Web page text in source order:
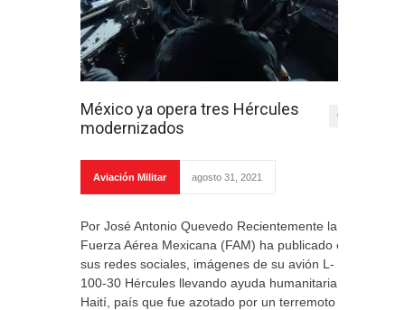
México ya opera tres Hércules
modernizados
0
Aviación Militar agosto 31, 2021
Por José Antonio Quevedo Recientemente la
Fuerza Aérea Mexicana (FAM) ha publicado en
sus redes sociales, imágenes de su avión L-
100-30 Hércules llevando ayuda humanitaria a
Haití, país que fue azotado por un terremoto